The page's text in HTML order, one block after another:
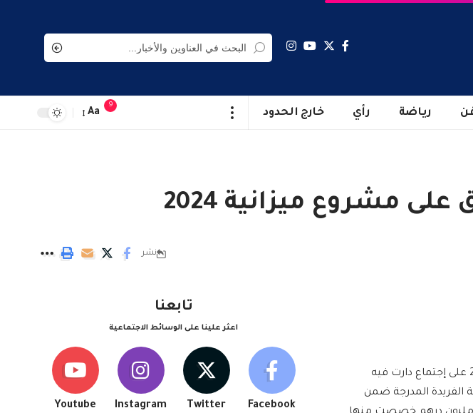
رياضة رأي خارج الحدود
9
Aa
ميزانية 2024
نشر
أشرف كريم أشنكلي رئيس مجلس جهة سوس ماسة يوم أمس الاثنين 02 أكتوبر 2023 على إجتماع دارت فيه
الفريدة المدرجة ضمن
تابعنا
اعثر علينا على الوسائط الاجتماعية
Facebook
Twitter
Instagram
Youtube